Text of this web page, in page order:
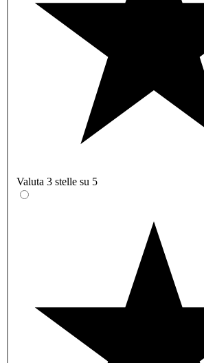
Valuta 3 stelle su 5